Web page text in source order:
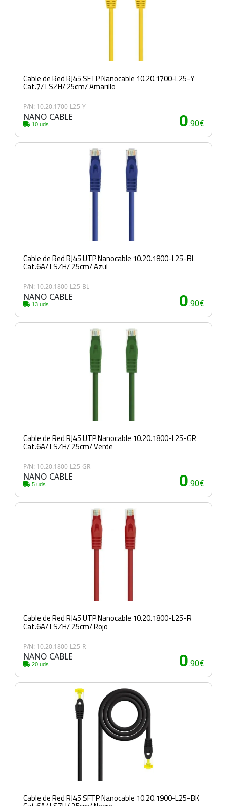
Cable de Red RJ45 SFTP Nanocable 10.20.1700-L25-Y
Cat.7/ LSZH/ 25cm/ Amarillo
P/N: 10.20.1700-L25-Y
NANO CABLE
10 uds. 0.90€
Cable de Red RJ45 UTP Nanocable 10.20.1800-L25-BL
Cat.6A/ LSZH/ 25cm/ Azul
P/N: 10.20.1800-L25-BL
NANO CABLE
13 uds. 0.90€
Cable de Red RJ45 UTP Nanocable 10.20.1800-L25-GR
Cat.6A/ LSZH/ 25cm/ Verde
P/N: 10.20.1800-L25-GR
NANO CABLE
5 uds. 0.90€
Cable de Red RJ45 UTP Nanocable 10.20.1800-L25-R
Cat.6A/ LSZH/ 25cm/ Rojo
P/N: 10.20.1800-L25-R
NANO CABLE
20 uds. 0.90€
Cable de Red RJ45 SFTP Nanocable 10.20.1900-L25-BK